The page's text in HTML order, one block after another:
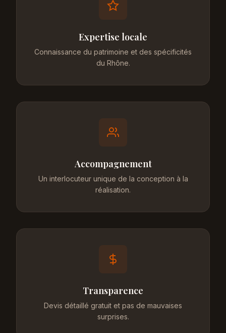
Expertise locale
Connaissance du patrimoine et des spécificités
du Rhône.
Accompagnement
Un interlocuteur unique de la conception à la
réalisation.
Transparence
Devis détaillé gratuit et pas de mauvaises
surprises.